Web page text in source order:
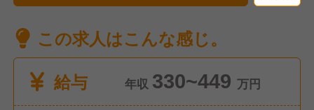
この求人はこんな感じ。
給与
年収 330~449 万円